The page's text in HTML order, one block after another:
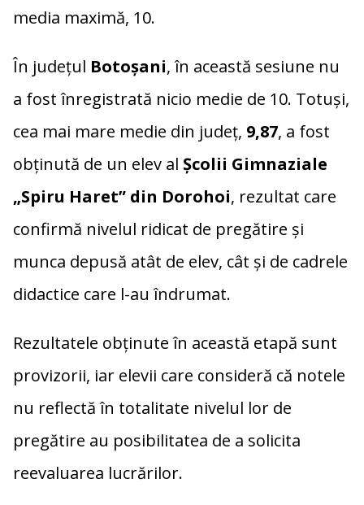
media maximă, 10.
În județul Botoșani, în această sesiune nu
a fost înregistrată nicio medie de 10. Totuși,
cea mai mare medie din județ, 9,87, a fost
obținută de un elev al Școlii Gimnaziale
„Spiru Haret” din Dorohoi, rezultat care
confirmă nivelul ridicat de pregătire și
munca depusă atât de elev, cât și de cadrele
didactice care l-au îndrumat.
Rezultatele obținute în această etapă sunt
provizorii, iar elevii care consideră că notele
nu reflectă în totalitate nivelul lor de
pregătire au posibilitatea de a solicita
reevaluarea lucrărilor.